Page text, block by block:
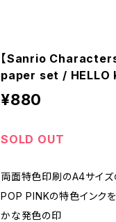
【Sanrio
paper set / HELLO
¥880
SOLD OUT
両面特色印刷のA4サイズ
POP PINKの特色インク
かな発色の印